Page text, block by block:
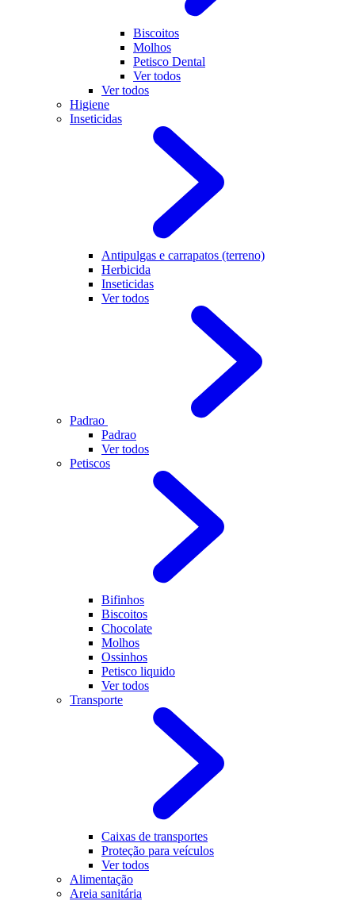
Biscoitos
Molhos
Petisco Dental
Ver todos
Ver todos
Higiene
Inseticidas
Antipulgas e carrapatos (terreno)
Herbicida
Inseticidas
Ver todos
Padrao
Padrao
Ver todos
Petiscos
Bifinhos
Biscoitos
Chocolate
Molhos
Ossinhos
Petisco liquido
Ver todos
Transporte
Caixas de transportes
Proteção para veículos
Ver todos
Alimentação
Areia sanitária